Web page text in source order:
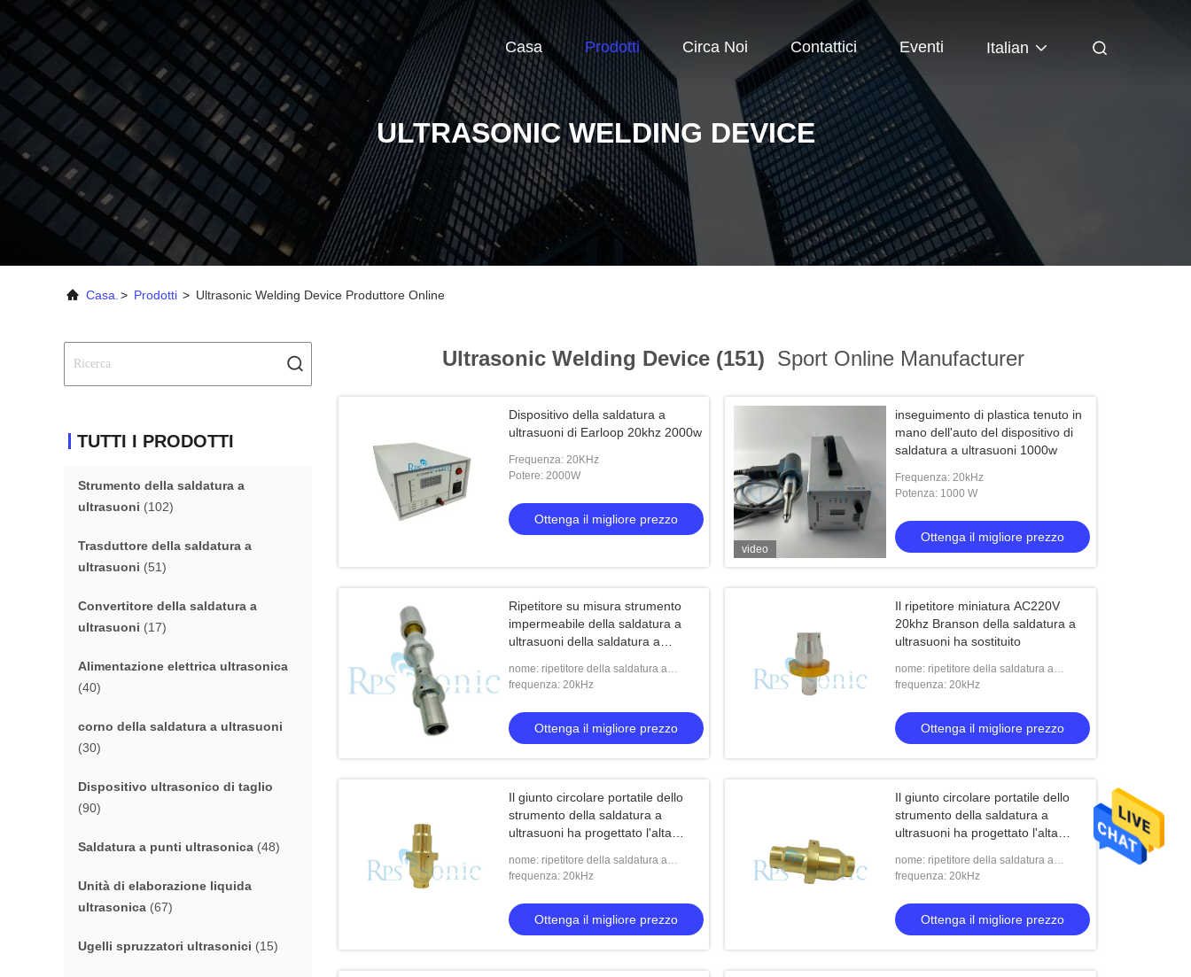
Casa Prodotti Circa Noi Contattici Eventi Italian
ULTRASONIC WELDING DEVICE
Casa. > Prodotti > Ultrasonic Welding Device Produttore Online
TUTTI I PRODOTTI
Strumento della saldatura a
ultrasuoni (102)
Trasduttore della saldatura a
ultrasuoni (51)
Convertitore della saldatura a
ultrasuoni (17)
Alimentazione elettrica ultrasonica
(40)
corno della saldatura a ultrasuoni
(30)
Dispositivo ultrasonico di taglio
(90)
Saldatura a punti ultrasonica (48)
Unità di elaborazione liquida
ultrasonica (67)
Ugelli spruzzatori ultrasonici (15)
Ultrasonic Welding Device (151) Sport Online Manufacturer
Dispositivo della saldatura a
ultrasuoni di Earloop 20khz 2000w
Frequenza: 20KHz
Potere: 2000W
Ottenga il migliore prezzo
video
inseguimento di plastica tenuto in
mano dell'auto del dispositivo di
saldatura a ultrasuoni 1000w
Frequenza: 20kHz
Potenza: 1000 W
Ottenga il migliore prezzo
Ripetitore su misura strumento
impermeabile della saldatura a
ultrasuoni della saldatura a
nome: ripetitore della saldatura a
ultrasuoni
frequenza: 20kHz
Ottenga il migliore prezzo
Il ripetitore miniatura AC220V
20khz Branson della saldatura a
ultrasuoni ha sostituito
nome: ripetitore della saldatura a
ultrasuoni
frequenza: 20kHz
Ottenga il migliore prezzo
Il giunto circolare portatile dello
strumento della saldatura a
ultrasuoni ha progettato l'alta
nome: ripetitore della saldatura a
ultrasuoni
frequenza: 20kHz
Ottenga il migliore prezzo
Il giunto circolare portatile dello
strumento della saldatura a
ultrasuoni ha progettato l'alta
nome: ripetitore della saldatura a
ultrasuoni
frequenza: 20kHz
Ottenga il migliore prezzo